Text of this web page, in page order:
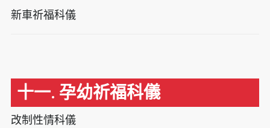
新車祈福科儀
十一. 孕幼祈福科儀
改制性情科儀